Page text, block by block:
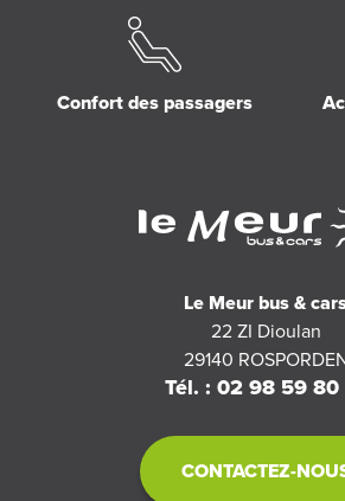
Confort des passagers
Le Meur bus &
22 ZI Dioulan
29140
Tél. : 02 98 59 80
CONTACTEZ-